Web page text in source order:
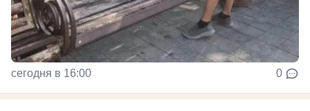
сегодня в 16:00 0